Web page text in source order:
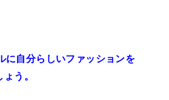
に自分らしいファッションを
う。